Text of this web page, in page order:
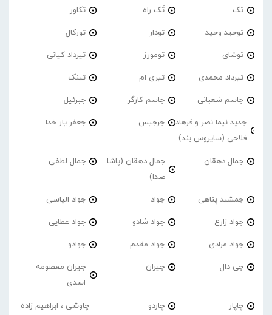
تک تَک راه تکاور
توحید وحید تودار تورکال
توشای تومورز تیرداد کیانی
تیرداد محمدی تیری ام تینک
جاسم شعبانی جاسم کارگر جبرئیل
جدید نیما نصر و فرهاد
فلاحی (سایروس بند)
جرجیس جعفر یار خدا
جمال دهقان
جمال دهقان (پاشا
صدا)
جمال لطفی
جمشید پناهی جواد جواد الیاسی
جواد زارع جواد شادو جواد عطایی
جواد مرادی جواد مقدم جوادو
جی دال جیران
جیران معصومه
اسدی
چاپار چاردو
چاوشی ، ابراهیم زاده